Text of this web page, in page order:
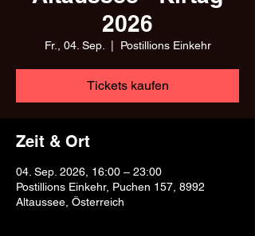
2026
Fr., 04. Sep. Postillions Einkehr
Tickets kaufen
Zeit & Ort
04. Sep. 2026, 16:00 – 23:00
Postillions Einkehr, Puchen 157, 8992
Altaussee, Österreich